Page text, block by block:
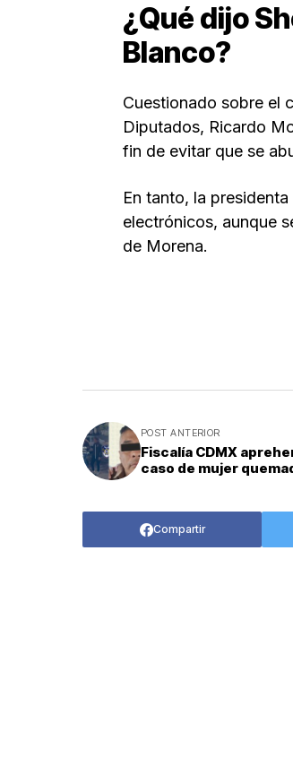
¿Qué dijo
Blanco?
Cuestionado sobre el
Diputados, Ricardo
fin de evitar que se
En tanto, la
electrónicos, aunque
de Morena.
POST ANTERIOR
Fiscalía CDMX
caso de mujer
Compartir